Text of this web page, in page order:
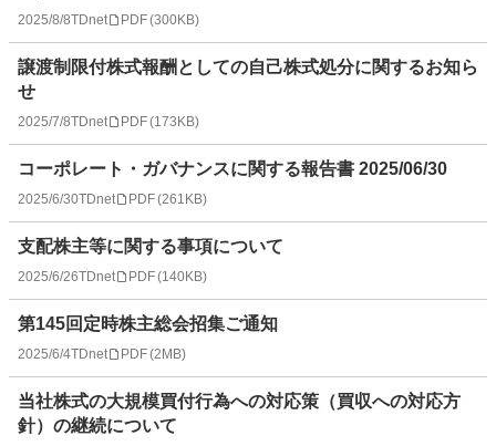
2025/8/8TDnet PDF(300KB)
譲渡制限付株式報酬としての自己株式処分に関するお知ら
せ
2025/7/8TDnet PDF(173KB)
コーポレート・ガバナンスに関する報告書 2025/06/30
2025/6/30TDnet PDF(261KB)
支配株主等に関する事項について
2025/6/26TDnet PDF(140KB)
第145回定時株主総会招集ご通知
2025/6/4TDnet PDF(2MB)
当社株式の大規模買付行為への対応策（買収への対応方
針）の継続について